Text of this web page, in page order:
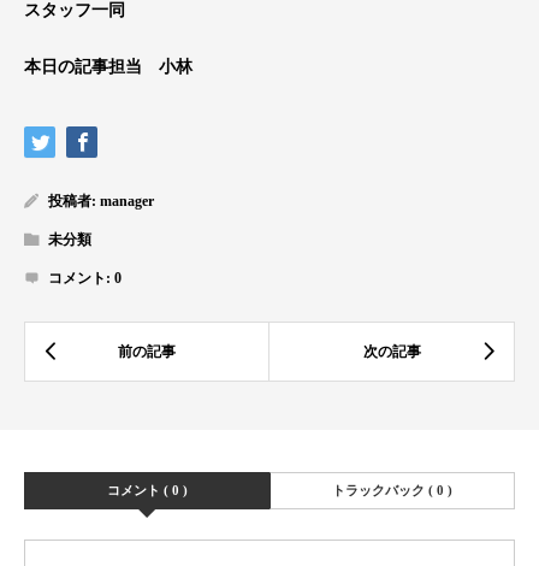
スタッフ一同
本日の記事担当 小林
投稿者: manager
未分類
コメント: 0
コメント ( 0 ) トラックバック ( 0 )